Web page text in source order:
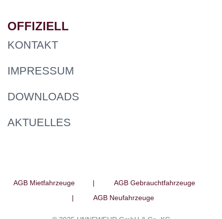
OFFIZIELL
KONTAKT
IMPRESSUM
DOWNLOADS
AKTUELLES
AGB Mietfahrzeuge| AGB Gebrauchtfahrzeuge
| AGB Neufahrzeuge